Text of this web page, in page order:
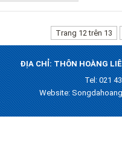
Trang 12 trên 13
ĐỊA CHỈ: THÔN HOÀNG
Tel: 021
Website: